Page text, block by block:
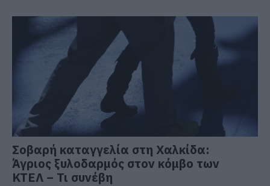
Σοβαρή καταγγελία στη Χαλκίδα:
Άγριος ξυλοδαρμός στον κόμβο των
ΚΤΕΛ – Τι συνέβη